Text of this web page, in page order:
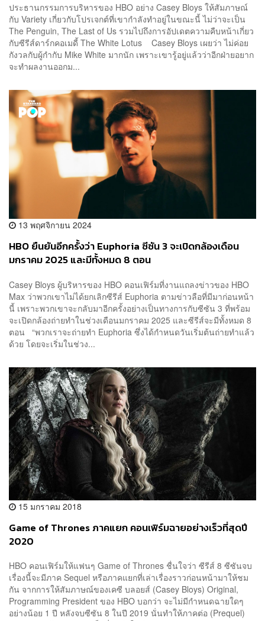
ประธานกรรมการบริหารของ HBO อย่าง Casey Bloys ให้สัมภาษณ์
กับ Variety เกี่ยวกับโปรเจกต์ที่เขากำลังทำอยู่ในขณะนี้ ไม่ว่าจะเป็น
The Penguin, The Last of Us รวมไปถึงการอัปเดตความคืบหน้าเกี่ยว
กับซีรีส์ดาร์กคอเมดี้ The White Lotus Casey Bloys เผยว่า ไม่ค่อย
กังวลกับผู้กำกับ Mike White มากนัก เพราะเขารู้อยู่แล้วว่าอีกฝ่ายอยาก
จะทำผลงานออกม...
13 พฤศจิกายน 2024
HBO ยืนยันอีกครั้งว่า Euphoria ซีซัน 3 จะเปิดกล้องเดือน
มกราคม 2025 และมีทั้งหมด 8 ตอน
Casey Bloys ผู้บริหารของ HBO คอนเฟิร์มที่งานแถลงข่าวของ HBO
Max ว่าพวกเขาไม่ได้ยกเลิกซีรีส์ Euphoria ตามข่าวลือที่มีมาก่อนหน้า
นี้ เพราะพวกเขาจะกลับมาอีกครั้งอย่างเป็นทางการกับซีซัน 3 ที่พร้อม
จะเปิดกล้องถ่ายทำในช่วงเดือนมกราคม 2025 และซีรีส์จะมีทั้งหมด 8
ตอน “พวกเราจะถ่ายทำ Euphoria ซึ่งได้กำหนดวันเริ่มต้นถ่ายทำแล้ว
ด้วย โดยจะเริ่มในช่วง...
15 มกราคม 2018
Game of Thrones ภาคแยก คอนเฟิร์มฉายอย่างเร็วที่สุดปี
2020
HBO คอนเฟิร์มให้แฟนๆ Game of Thrones ชื่นใจว่า ซีรีส์ 8 ซีซันจบ
เรื่องนี้จะมีภาค Sequel หรือภาคแยกที่เล่าเรื่องราวก่อนหน้ามาให้ชม
กัน จากการให้สัมภาษณ์ของเคซี บลอยส์ (Casey Bloys) Original,
Programming President ของ HBO บอกว่า จะไม่มีกำหนดฉายใดๆ
อย่างน้อย 1 ปี หลังจบซีซัน 8 ในปี 2019 นั่นทำให้ภาคต่อ (Prequel)